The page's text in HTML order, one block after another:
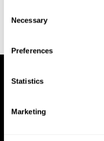
Selection
Necessary
Preferences
Statistics
Marketing
doi:10.3758/bf03203267.